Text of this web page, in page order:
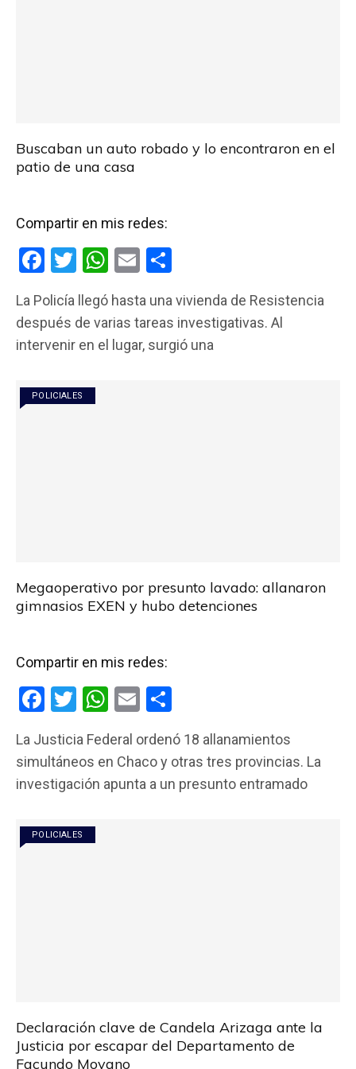
Buscaban un auto robado y lo encontraron en el
patio de una casa
Compartir en mis redes:
F
ce
b
o
k
T
tt
er
W
at
s
A
E
ail m
p
ar
La Policía llegó hasta una vivienda de Resistencia
después de varias tareas investigativas. Al
intervenir en el lugar, surgió una
POLICIALES
Megaoperativo por presunto lavado: allanaron
gimnasios EXEN y hubo detenciones
Compartir en mis redes:
F
ce
b
o
k
T
tt
er
W
at
s
A
E
ail m
p
ar
La Justicia Federal ordenó 18 allanamientos
simultáneos en Chaco y otras tres provincias. La
investigación apunta a un presunto entramado
POLICIALES
Declaración clave de Candela Arizaga ante la
Justicia por escapar del Departamento de
Facundo Moyano